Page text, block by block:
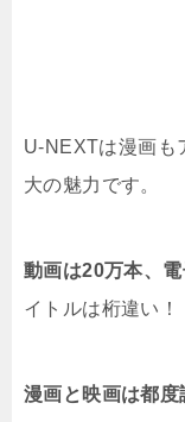
U-NEXTは漫画も
大の魅力です。
動画は20万本、
イトルは桁違い！
漫画と映画は都度